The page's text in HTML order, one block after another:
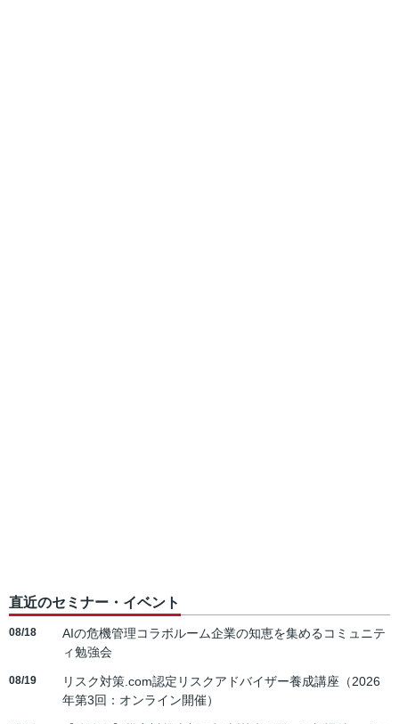
直近のセミナー・イベント
08/18
AIの危機管理コラボルーム企業の知恵を集めるコミュニテ
ィ勉強会
08/19
リスク対策.com認定リスクアドバイザー養成講座（2026
年第3回：オンライン開催）